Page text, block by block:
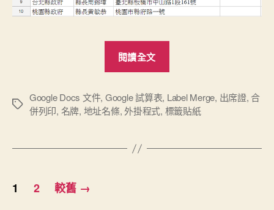
閱讀全文
列
印
籤”
標
Google Docs 文件, Google 試算表, Label Merge, 出席證, 合
併列印, 名牌, 地址名條,外掛程式, 標籤貼紙
文
1 2 較舊 →